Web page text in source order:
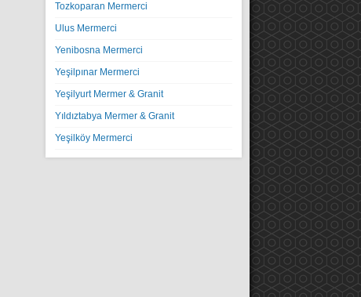
Tozkoparan Mermerci
Ulus Mermerci
Yenibosna Mermerci
Yeşilpınar Mermerci
Yeşilyurt Mermer & Granit
Yıldıztabya Mermer & Granit
Yeşilköy Mermerci